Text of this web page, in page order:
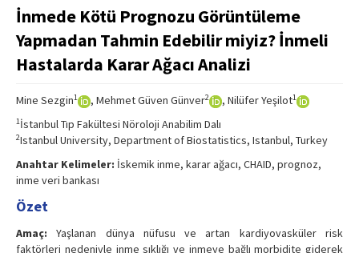
Instructions
Archive
İnmede Kötü Prognozu Görüntüleme
Yapmadan Tahmin Edebilir miyiz? İnmeli
Hastalarda Karar Ağacı Analizi
Mine Sezgin1 , Mehmet Güven Günver2 , Nilüfer Yeşilot1
1İstanbul Tıp Fakültesi Nöroloji Anabilim Dalı
2Istanbul University, Department of Biostatistics, Istanbul, Turkey
Anahtar Kelimeler: İskemik inme, karar ağacı, CHAID, prognoz,
inme veri bankası
Özet
Amaç: Yaşlanan dünya nüfusu ve artan kardiyovasküler risk
faktörleri nedeniyle inme sıklığı ve inmeye bağlı morbidite giderek